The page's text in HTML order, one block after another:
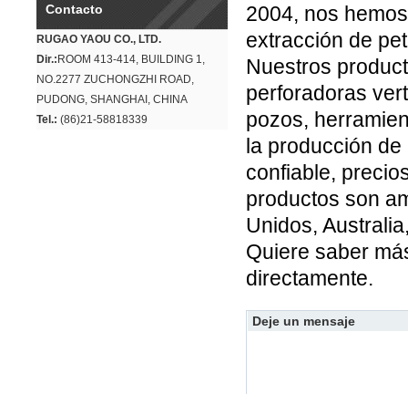
Contacto
RUGAO YAOU CO., LTD.
Dir.: ROOM 413-414, BUILDING 1,
NO.2277 ZUCHONGZHI ROAD,
PUDONG, SHANGHAI, CHINA
Tel.: (86)21-58818339
2004, nos
extracción de
Nuestros
perforadoras
pozos,
la producción
confiable,
productos son
Unidos,
Quiere saber
directamente.
Deje un mensaje